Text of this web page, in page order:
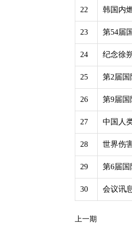
22 韩国内
23 第54届
24 纪念徐
25 第2届
26 第9届
27 中国人
28 世界伤
29 第6届
30 会议讯
上一期